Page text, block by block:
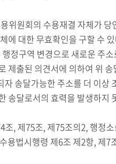
위원회의 수용재결 자체가
에 대한 무효확인을 구할 수
정구역 변경으로 새로운 주
제출된 의견서에 의하여 위
송달가능한 주소를 더 이
송달로서의 효력을 발생하지
조, 제75조, 제75조의2,행정
용법시행령 제6조 제2항, 제7